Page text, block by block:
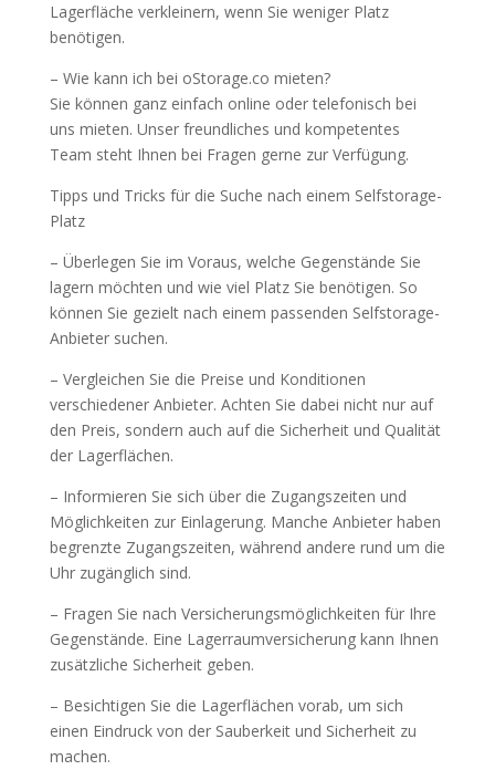
Lagerfläche verkleinern, wenn Sie weniger Platz
benötigen.
– Wie kann ich bei oStorage.co mieten?
Sie können ganz einfach online oder telefonisch bei
uns mieten. Unser freundliches und kompetentes
Team steht Ihnen bei Fragen gerne zur Verfügung.
Tipps und Tricks für die Suche nach einem Selfstorage-
Platz
– Überlegen Sie im Voraus, welche Gegenstände Sie
lagern möchten und wie viel Platz Sie benötigen. So
können Sie gezielt nach einem passenden Selfstorage-
Anbieter suchen.
– Vergleichen Sie die Preise und Konditionen
verschiedener Anbieter. Achten Sie dabei nicht nur auf
den Preis, sondern auch auf die Sicherheit und Qualität
der Lagerflächen.
– Informieren Sie sich über die Zugangszeiten und
Möglichkeiten zur Einlagerung. Manche Anbieter haben
begrenzte Zugangszeiten, während andere rund um die
Uhr zugänglich sind.
– Fragen Sie nach Versicherungsmöglichkeiten für Ihre
Gegenstände. Eine Lagerraumversicherung kann Ihnen
zusätzliche Sicherheit geben.
– Besichtigen Sie die Lagerflächen vorab, um sich
einen Eindruck von der Sauberkeit und Sicherheit zu
machen.